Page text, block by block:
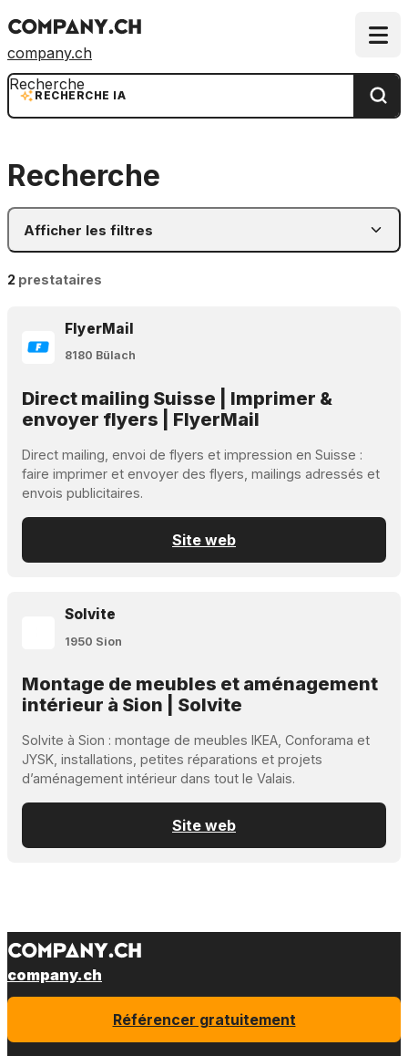
company.ch
RECHERCHE IA
Recherche
Recherche
Afficher les filtres
2 prestataires
FlyerMail
8180 Bülach
Direct mailing Suisse | Imprimer &
envoyer flyers | FlyerMail
Direct mailing, envoi de flyers et impression en Suisse :
faire imprimer et envoyer des flyers, mailings adressés et
envois publicitaires.
Site web
Solvite
1950 Sion
Montage de meubles et aménagement
intérieur à Sion | Solvite
Solvite à Sion : montage de meubles IKEA, Conforama et
JYSK, installations, petites réparations et projets
d’aménagement intérieur dans tout le Valais.
Site web
company.ch
Référencer gratuitement